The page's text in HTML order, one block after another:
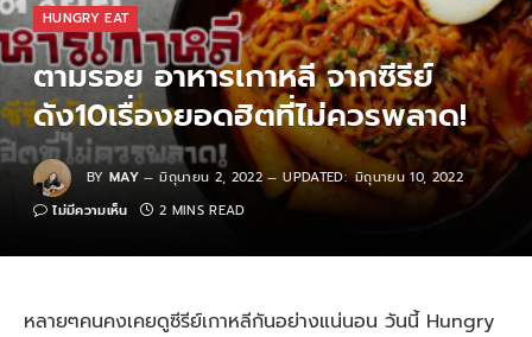
HUNGRY EAT
ตามรอย อาหารเกาหลี จากซีรีย์
ดัง10เรื่องยอดฮิตที่ไม่ควรพลาด!
BY MAY มิถุนายน 2, 2022 UPDATED: มิถุนายน 10, 2022
ไม่มีความเห็น
2 MINS READ
หลายๆคนคงเคยดูซีรีย์เกาหลีกันอย่างแน่นอน วันนี้ Hungry